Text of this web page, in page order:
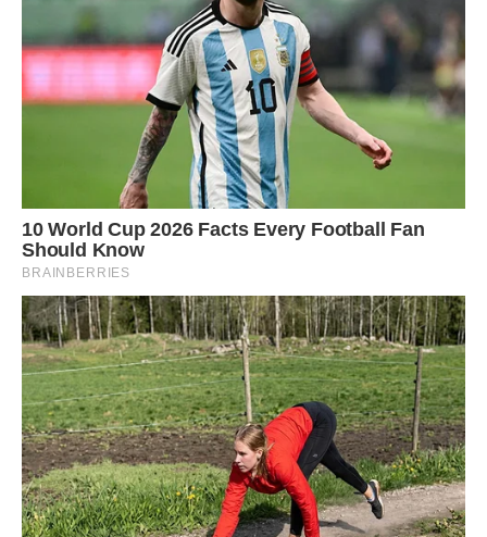
відчувала, що я вільна. Нехай він шукає собі іншу, молоду і
слухняну, яка народить йому «спадкоємця» за графіком. А
я хочу просто жити.
Часто ми тримаємося за людей лише через страх
невідомості або через те, що «вклали» в ці стосунки
забагато часу. Але час — це ресурс, який не повертається.
І якщо ви відчуваєте, що ваша чаша терпіння не просто
повна, а вже тріснула, то чи варто намагатися її склеїти?
Десять років очікування навчили мене однієї речі: ніколи
не дозволяй нікому вирішувати, коли тобі бути щасливою.
постійно відкладає ваше щастя на потім, то, можливо, цій
людині просто немає місця у вашому «тепер».
Я знаю, що багато хто мене засудить. Мовляв, як можна
розлучатися, коли чоловік нарешті погодився? Але в
тому-то й річ, що дитина — це не «згода», це не поступка і
не предмет торгу. Це має бути спільне дихання, а не
задоволення чийогось егоїзму в останній момент.
Тепер я вчуся заново посміхатися своєму відображенню.